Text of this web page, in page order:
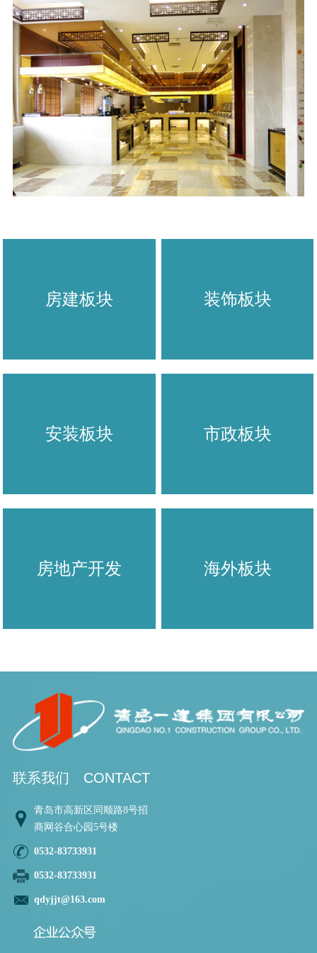
房建板块 装饰板块
安装板块 市政板块
房地产开发 海外板块
联系我们 CONTACT
青岛市高新区同顺路8号招
商网谷合心园5号楼
0532-83733931
0532-83733931
qdyjjt@163.com